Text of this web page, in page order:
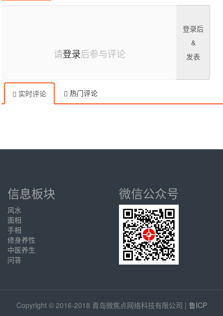
请登录后参与评论
登录后
&
发表
实时评论 热门评论
信息板块
风水
面相
手相
修身养性
中医养生
问答
微信公众号
Copyright © 2016-2018 青岛微焦点网络科技有限公司 | 鲁ICP